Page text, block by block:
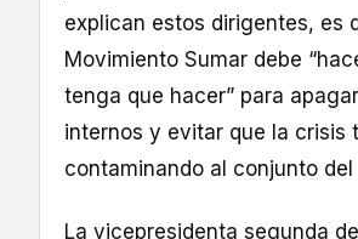
explican estos dirigentes, es
Movimiento Sumar debe
tenga que hacer” para
internos y evitar que la crisis
contaminando al conjunto del
La vicepresidenta segunda